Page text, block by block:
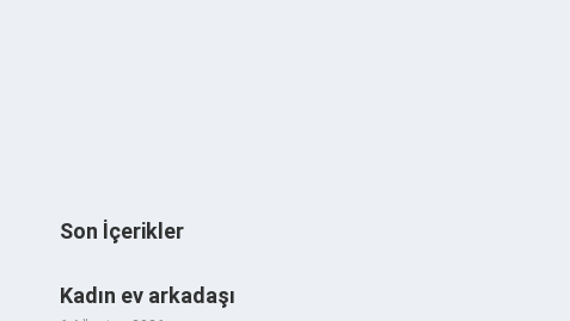
Son İçerikler
Kadın ev arkadaşı